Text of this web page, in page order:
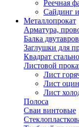
Реечная
Сайдинг
Металлопрокат
Арматура,
Балка
Заглушки для
Квадрат
Листовой
Лист
Лист
Лист
Полоса
Сваи винтовые